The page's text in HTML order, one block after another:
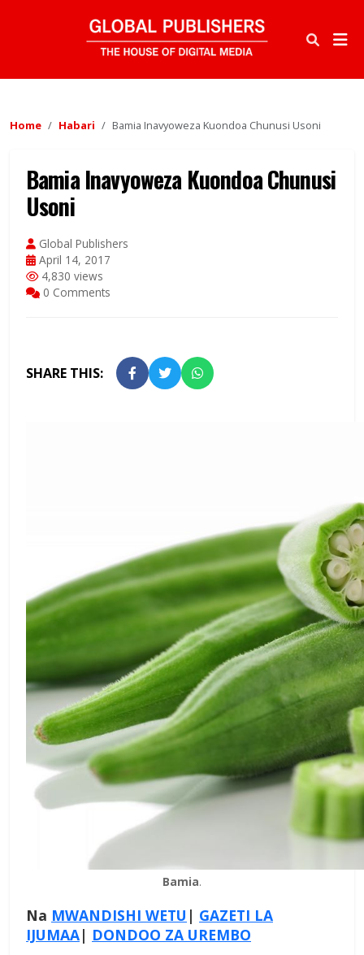
Home Habari Bamia Inavyoweza Kuondoa Chunusi Usoni
Bamia Inavyoweza Kuondoa Chunusi
Usoni
Global Publishers
April 14, 2017
4,830 views
0 Comments
SHARE THIS:
Bamia.
Na MWANDISHI WETU | GAZETI LA
IJUMAA| DONDOO ZA UREMBO